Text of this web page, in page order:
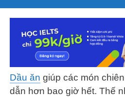
Dầu ăn giúp các món
dẫn hơn bao giờ hết. Thế